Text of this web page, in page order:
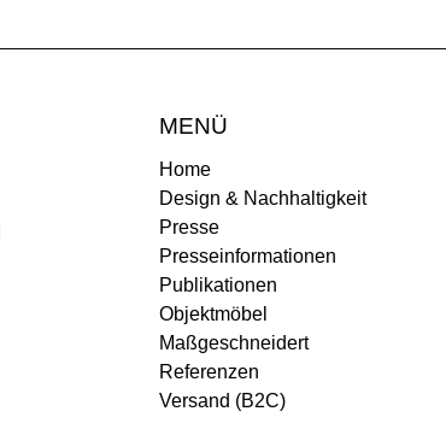
MENÜ
Home
Design & Nachhaltigkeit
Presse
Presseinformationen
Publikationen
Objektmöbel
Maßgeschneidert
Referenzen
Versand (B2C)